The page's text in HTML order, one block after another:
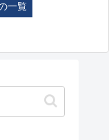
一覧